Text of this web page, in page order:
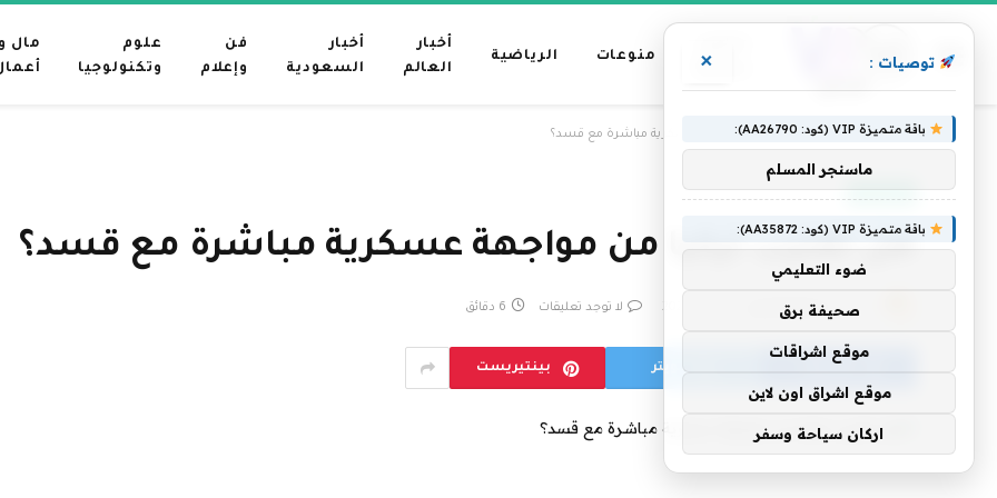
رئيسية
منوعات الرياضية
أخبار
العالم
أخبار
السعودية
فن
وإعلام
علوم
وتكنولوجيا
مال و
الرئيسية » هل تقترب تركيا من مواجهة عسكرية مباشرة مع قسد؟
عاجل الآن
هل تقترب تركيا من مواجهة عسكرية مباشرة مع قسد؟
بواسطة فريق التحرير لا توجد تعليقات 6 دقائق
فيسبوك تويتر بينتيريست
توصيات : ×
باقة متميزة VIP (كود: AA26790):
ماسنجر المسلم
باقة متميزة VIP (كود: AA35872):
ضوء التعليمي
صحيفة برق
موقع اشراقات
موقع اشراق اون لاين
اركان سياحة وسفر